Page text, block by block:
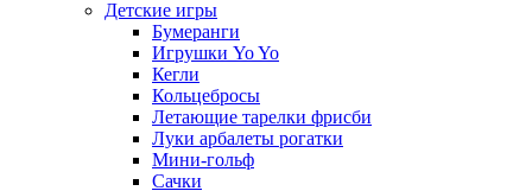
Детские игры
Бумеранги
Игрушки Yo Yo
Кегли
Кольцебросы
Летающие тарелки фрисби
Луки арбалеты рогатки
Мини-гольф
Сачки